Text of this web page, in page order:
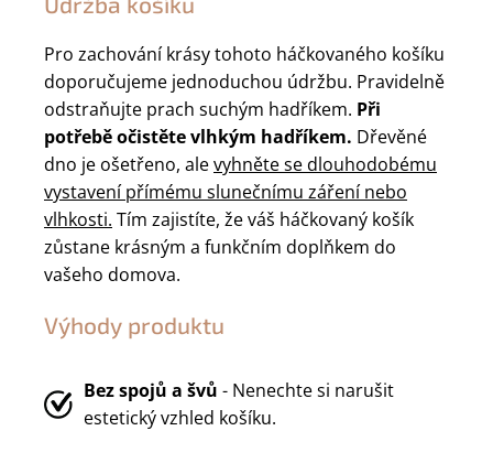
Pro zachování krásy tohoto háčkovaného košíku
doporučujeme jednoduchou údržbu. Pravidelně
odstraňujte prach suchým hadříkem. Při
potřebě očistěte vlhkým hadříkem. Dřevěné
dno je ošetřeno, alevyhněte se dlouhodobému
vystavení přímému slunečnímu záření nebo
vlhkosti. Tím zajistíte, že váš háčkovaný košík
zůstane krásným a funkčním doplňkem do
vašeho domova.
Výhody produktu
Bez spojů a švů - Nenechte si narušit
estetický vzhled košíku.